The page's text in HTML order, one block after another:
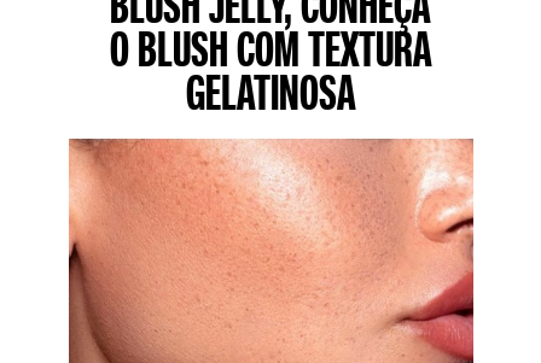
O BLUSH COM TEXTURA
GELATINOSA